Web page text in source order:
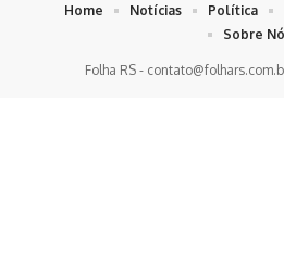
Folha RS -
Home Notícias Política
Sobre